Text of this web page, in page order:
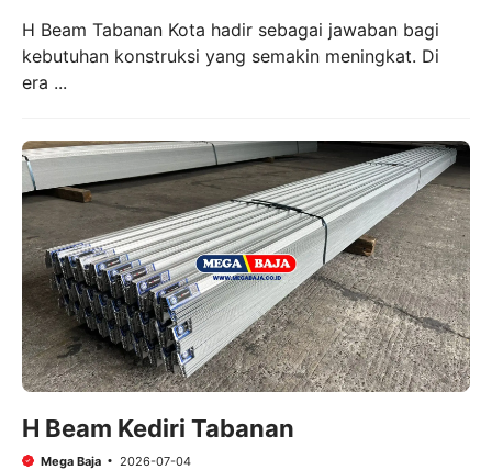
H Beam Tabanan Kota hadir sebagai jawaban bagi
kebutuhan konstruksi yang semakin meningkat. Di
era ...
H Beam Kediri Tabanan
Mega Baja 2026-07-04